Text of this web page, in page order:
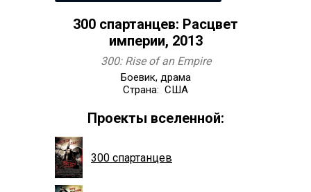
300 спартанцев: Расцвет
империи, 2013
300: Rise of an Empire
Боевик, драма
Страна: США
Проекты вселенной:
300 спартанцев